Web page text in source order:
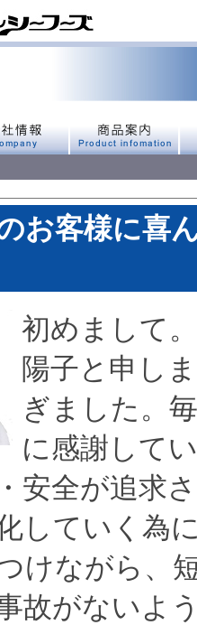
お客様に喜
初めまして
陽子と申し
ぎました。
に感謝して
安全が追求
していく為
けながら、
故がないよ